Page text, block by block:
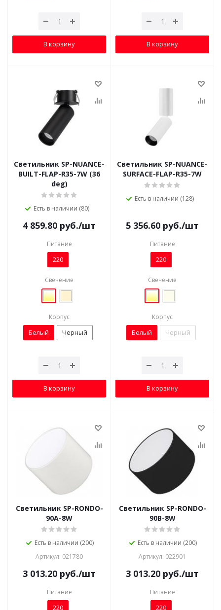
В корзину В корзину
Светильник SP-NUANCE-
BUILT-FLAP-R35-7W (36
deg)
Есть в наличии (80)
4 859.80 руб./шт
Питание
220
Свечение
Корпус
Белый Черный
В корзину
Светильник SP-NUANCE-
SURFACE-FLAP-R35-7W
Есть в наличии (128)
5 356.60 руб./шт
Питание
220
Свечение
Корпус
Белый Черный
В корзину
Светильник SP-RONDO-
90A-8W
Есть в наличии (200)
Артикул: 021780
3 013.20 руб./шт
Питание
220
Светильник SP-RONDO-
90B-8W
Есть в наличии (200)
Артикул: 022901
3 013.20 руб./шт
Питание
220